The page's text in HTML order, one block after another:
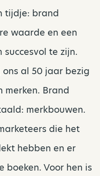
tijdje: brand
waarde en een
te zijn.
al 50 jaar bezig
merken. Brand
merkbouwen.
die het
hebben en er
boeken. Voor hen is